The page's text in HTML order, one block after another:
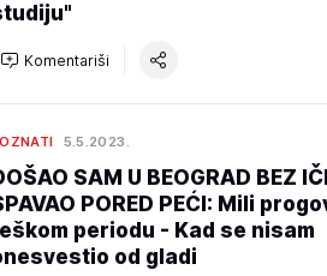
Komentariši
5.5.2023.
SAM U BEOGRAD BEZ
PORED PEĆI: Mili
periodu - Kad se nisam
od gladi